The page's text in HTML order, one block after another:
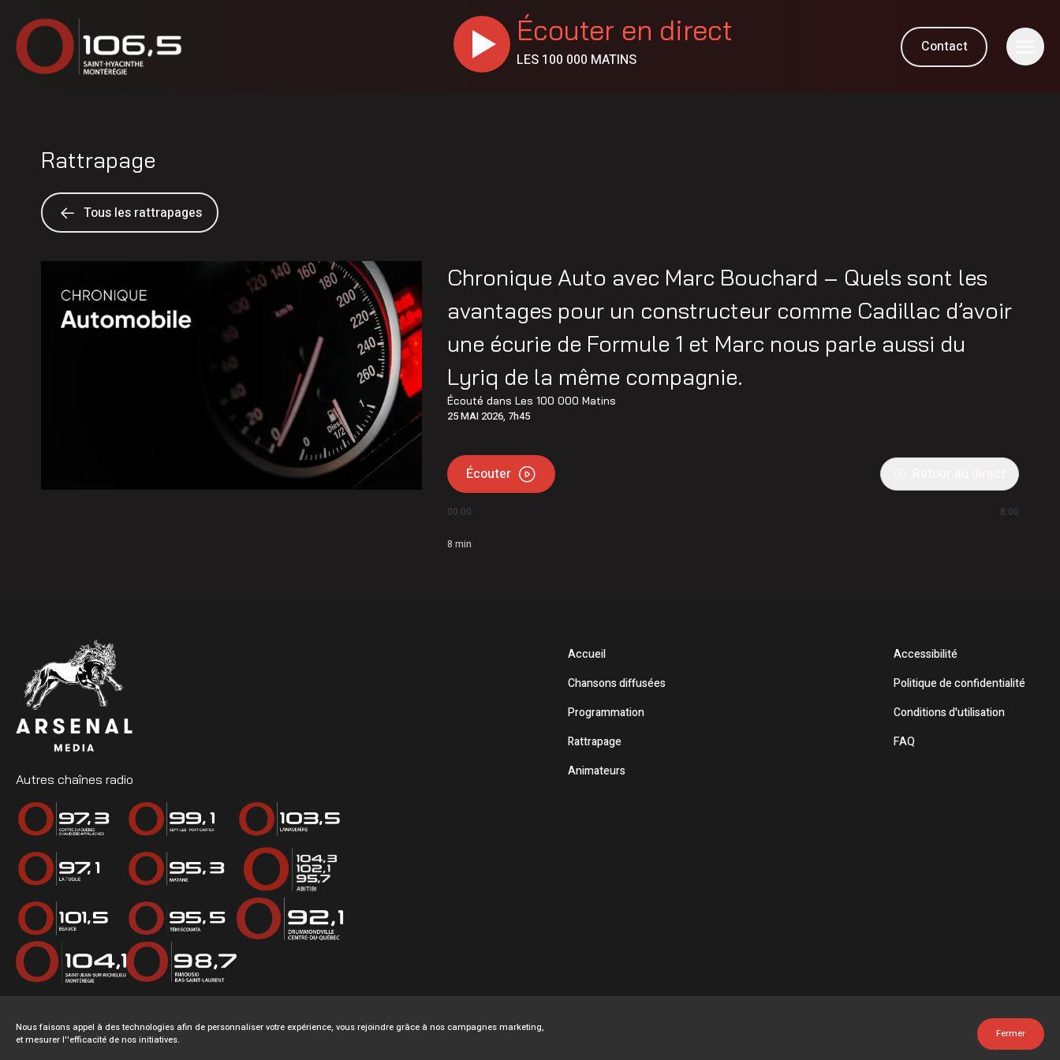
Écouter en direct
LES 100 000 MATINS
Contact
Rattrapage
Tous les rattrapages
Chronique Auto avec Marc Bouchard – Quels sont les
avantages pour un constructeur comme Cadillac d’avoir
une écurie de Formule 1 et Marc nous parle aussi du
Lyriq de la même compagnie.
Écouté dansLes 100 000 Matins
25 MAI 2026, 7h45
Écouter
00:00 8:00
8 min
Autres chaînes radio
Accueil
Chansons diffusées
Programmation
Rattrapage
Animateurs
Accessibilité
Politique de confidentialité
Conditions d'utilisation
FAQ
Nous faisons appel à des technologies afin de personnaliser votre expérience, vous rejoindre grâce à nos campagnes marketing,
et mesurer l''efficacité de nos initiatives.
Fermer